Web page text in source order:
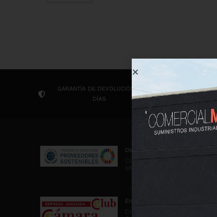
GARANTÍA DE DEVOLUCIÓN 14
DÍAS
CONTACTA
Desarrollo Sostenible
Comercial MD participa en
objetivos de desarrollo
Empresa asociada al Club
Comercial MD es una